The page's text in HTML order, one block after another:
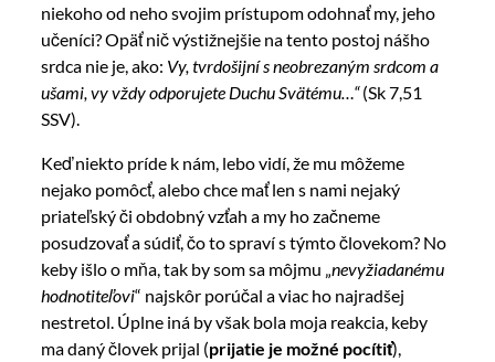
niekoho od neho svojim prístupom odohnať my, jeho
učeníci? Opäť nič výstižnejšie na tento postoj nášho
srdca nie je, ako: Vy, tvrdošijní s neobrezaným srdcom a
ušami, vy vždy odporujete Duchu Svätému…“(Sk 7,51
SSV).
Keď niekto príde k nám, lebo vidí, že mu môžeme
nejako pomôcť, alebo chce mať len s nami nejaký
priateľský či obdobný vzťah a my ho začneme
posudzovať a súdiť, čo to spraví s týmto človekom? No
keby išlo o mňa, tak by som sa môjmu „nevyžiadanému
hodnotiteľovi“ najskôr porúčal a viac ho najradšej
nestretol. Úplne iná by však bola moja reakcia, keby
ma daný človek prijal (prijatie je možné pocítiť),